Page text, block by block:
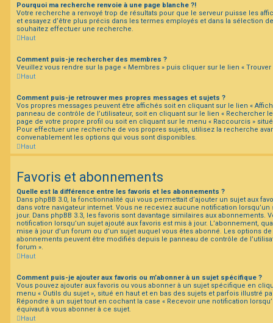
Pourquoi ma recherche renvoie à une page blanche ?!
Votre recherche a renvoyé trop de résultats pour que le serveur puisse les
et essayez d’être plus précis dans les termes employés et dans la sélection
souhaitez effectuer une recherche.
Haut
Comment puis-je rechercher des membres ?
Veuillez vous rendre sur la page « Membres » puis cliquer sur le lien «
Haut
Comment puis-je retrouver mes propres messages et sujets ?
Vos propres messages peuvent être affichés soit en cliquant sur le lien «
panneau de contrôle de l’utilisateur, soit en cliquant sur le lien « Rechercher
page de votre propre profil ou soit en cliquant sur le menu « Raccourcis »
Pour effectuer une recherche de vos propres sujets, utilisez la recherche
convenablement les options qui vous sont disponibles.
Haut
Favoris et abonnements
Quelle est la différence entre les favoris et les abonnements ?
Dans phpBB 3.0, la fonctionnalité qui vous permettait d’ajouter un sujet aux
dans votre navigateur internet. Vous ne receviez aucune notification lorsqu’un
jour. Dans phpBB 3.3, les favoris sont davantage similaires aux abonnements.
notification lorsqu’un sujet ajouté aux favoris est mis à jour. L’abonnement,
mise à jour d’un forum ou d’un sujet auquel vous êtes abonné. Les options
abonnements peuvent être modifiés depuis le panneau de contrôle de
forum ».
Haut
Comment puis-je ajouter aux favoris ou m’abonner à un sujet spécifique ?
Vous pouvez ajouter aux favoris ou vous abonner à un sujet spécifique en
menu « Outils du sujet », situé en haut et en bas des sujets et parfois illustré
Répondre à un sujet tout en cochant la case « Recevoir une notification
équivaut à vous abonner à ce sujet.
Haut